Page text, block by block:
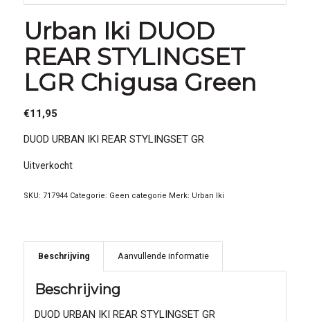
Urban Iki DUOD
REAR STYLINGSET
LGR Chigusa Green
€11,95
DUOD URBAN IKI REAR STYLINGSET GR
Uitverkocht
SKU: 717944 Categorie: Geen categorie Merk: Urban Iki
Beschrijving Aanvullende informatie
Beschrijving
DUOD URBAN IKI REAR STYLINGSET GR